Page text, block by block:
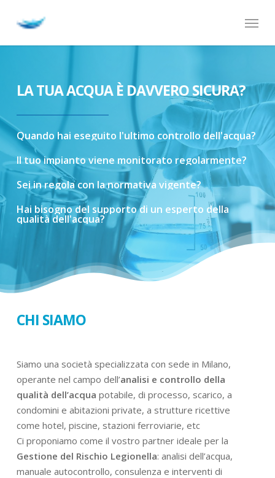
Menu
LA TUA ACQUA È DAVVERO SICURA?
Quando hai eseguito l'ultimo controllo dell'acqua?
Il tuoimpianto viene monitorato regolarmente?
Seiinregola con lanormativa vigente?
Hai bisognodel supportodi un esperto della
qualitàdell'acqua?
CHI SIAMO
Siamo una società specializzata con sede in Milano,
operante nel campo dell’analisi e controllo della
qualità dell’acqua potabile, di processo, scarico, a
condomini e abitazioni private, a strutture ricettive
come hotel, piscine, stazioni ferroviarie, etc
Ci proponiamo come il vostro partner ideale per la
Gestione del Rischio Legionella: analisi dell’acqua,
manuale autocontrollo, consulenza e interventi di